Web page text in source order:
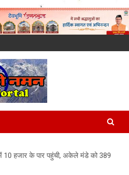
Breaking
News in
10 हजार के पार पहुंची, अकेले मंडे को 389